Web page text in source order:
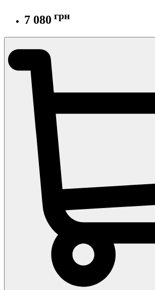
7 080 грн